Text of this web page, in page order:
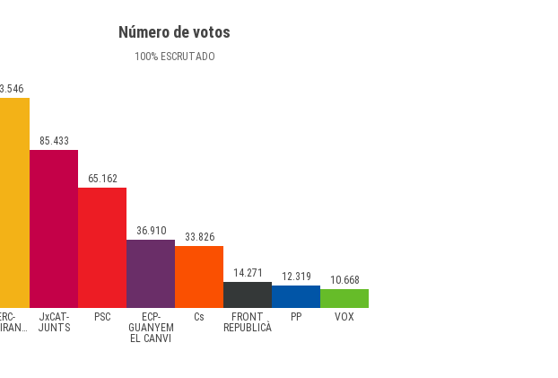
Número de votos
100%ESCRUTADO
SOBIRANISTES
JxCAT-
JUNTS
PSC
ECP-
GUANYEM
EL CANVI
Cs
FRONT
REPUBLICÀ
PP VOX
85.433
65.162
36.910 33.826
14.271 12.319 10.668